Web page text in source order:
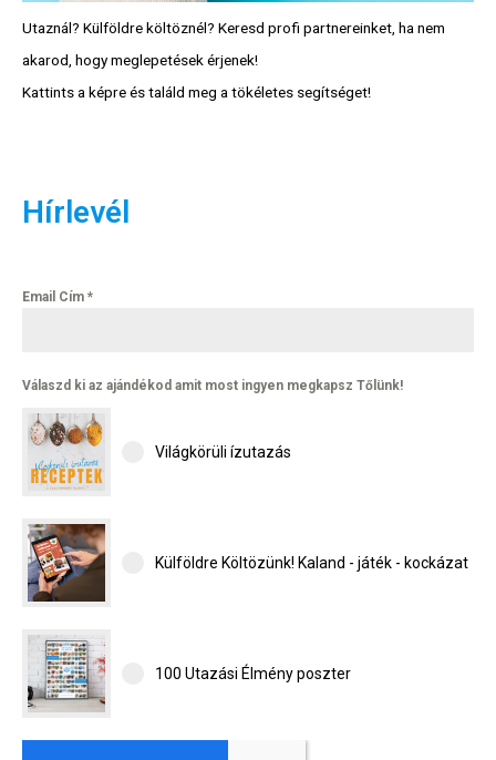
most ingyen megkapsz Tőlünk!
ízutazás
Kaland -
Utazási
Utaznál? Külföldre költöznél? Keresd profi partnereinket, ha nem
akarod, hogy meglepetések érjenek!
Kattints a képre és találd meg a tökéletes segítséget!
Hírlevél
Email Cím *
Válaszd ki az ajándékod amit most ingyen megkapsz Tőlünk!
Világkörüli ízutazás
Külföldre Költözünk! Kaland - játék - kockázat
100 Utazási Élmény poszter